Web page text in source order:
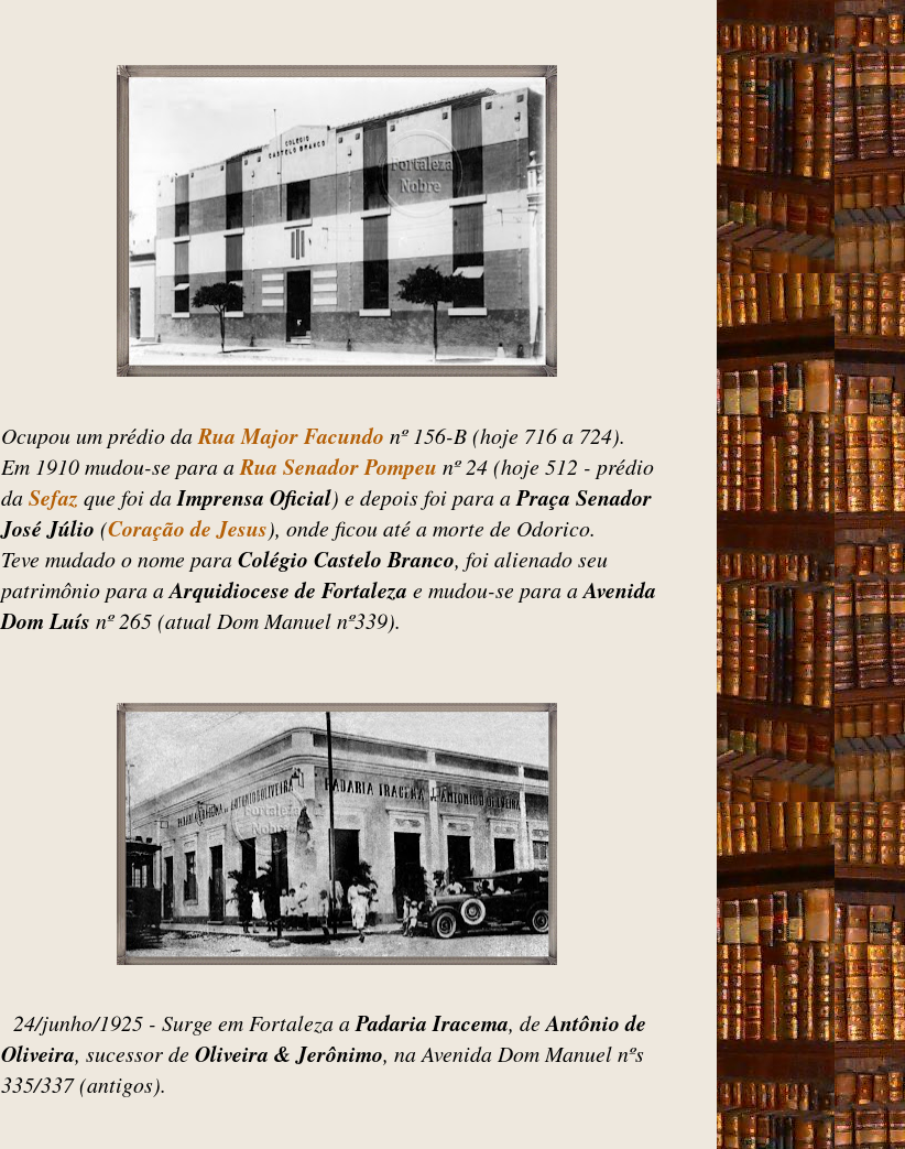
Ocupou um prédio daRua Major Facundo nº 156-B (hoje 716 a 724).
Em 1910 mudou-se para aRua Senador Pompeu nº 24 (hoje 512 - prédio
daSefaz que foi daImprensa Oficial) e depois foi para aPraça Senador
José Júlio (Coração de Jesus), onde ficou até a morte de Odorico.
Teve mudado o nome paraColégio Castelo Branco, foi alienado seu
patrimônio para aArquidiocese de Fortaleza e mudou-se para aAvenida
Dom Luís nº 265 (atual Dom Manuel nº339).
24/junho/1925 - Surge em Fortaleza aPadaria Iracema, deAntônio de
Oliveira, sucessor de Oliveira & Jerônimo, na Avenida Dom Manuel nºs
335/337 (antigos).